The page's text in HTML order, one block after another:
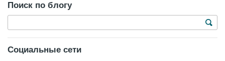
Поиск по блогу
Социальные сети